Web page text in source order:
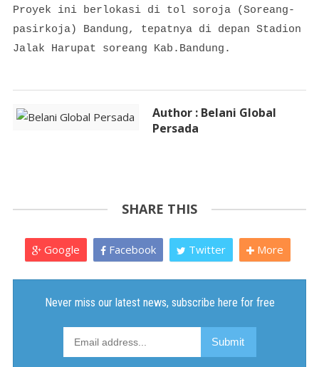
Proyek ini berlokasi di tol soroja (Soreang-
pasirkoja) Bandung, tepatnya di depan Stadion
Jalak Harupat soreang Kab.Bandung.
Author : Belani Global
Persada
SHARE THIS
Google Facebook Twitter More